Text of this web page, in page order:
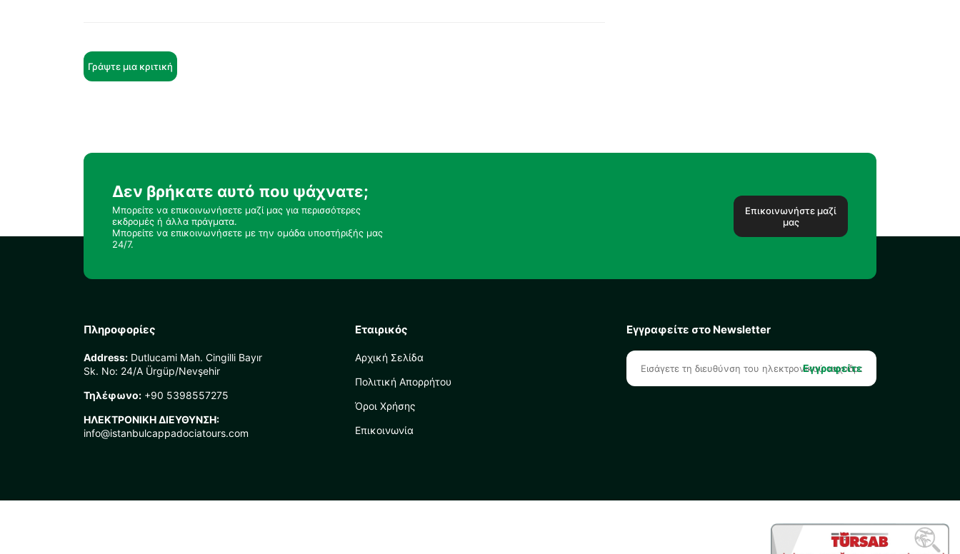
Γράψτε μια κριτική
Δεν βρήκατε αυτό που ψάχνατε;
Μπορείτε να επικοινωνήσετε μαζί μας για περισσότερες
εκδρομές ή άλλα πράγματα.
Μπορείτε να επικοινωνήσετε με την ομάδα υποστήριξής μας
24/7.
Επικοινωνήστε μαζί
μας
Πληροφορίες
Address: Dutlucami Mah. Cingilli Bayır
Sk. No: 24/A Ürgüp/Nevşehir
Τηλέφωνο: +90 5398557275
ΗΛΕΚΤΡΟΝΙΚΗ ΔΙΕΥΘΥΝΣΗ:
info@istanbulcappadociatours.com
Εταιρικός
Αρχική Σελίδα
Πολιτική Απορρήτου
Όροι Χρήσης
Επικοινωνία
Εγγραφείτε στο Newsletter
Εγγραφείτε